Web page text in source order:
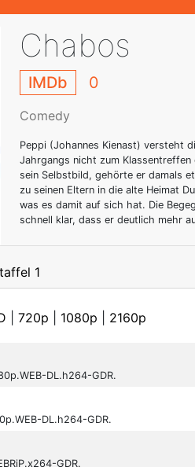
Chabos
IMDb 0
Comedy
Peppi (Johannes Kienast) versteht
Jahrgangs nicht zum
sein Selbstbild, gehörte er damals
zu seinen Eltern in die alte Heimat
was es damit auf sich hat. Die
schnell klar, dass er deutlich mehr
1
720p 1080p 2160p
DL.h264-GDR.
DL.h264-GDR.
GDR.